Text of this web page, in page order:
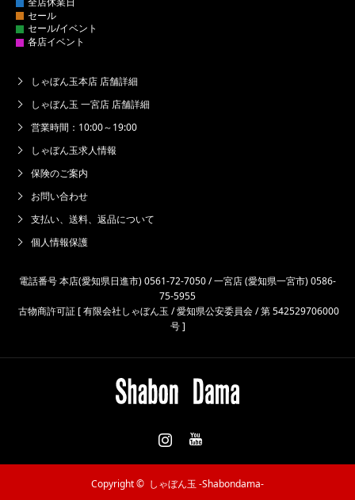
しゃぼん玉本店 店舗詳細
しゃぼん玉 一宮店 店舗詳細
営業時間：10:00～19:00
しゃぼん玉求人情報
保険のご案内
お問い合わせ
支払い、送料、返品について
個人情報保護
電話番号 本店(愛知県日進市) 0561-72-7050 / 一宮店 (愛知県一宮市) 0586-
75-5955
古物商許可証 [ 有限会社しゃぼん玉 / 愛知県公安委員会 / 第 542529706000
号 ]
Copyright © しゃぼん玉 -Shabondama-